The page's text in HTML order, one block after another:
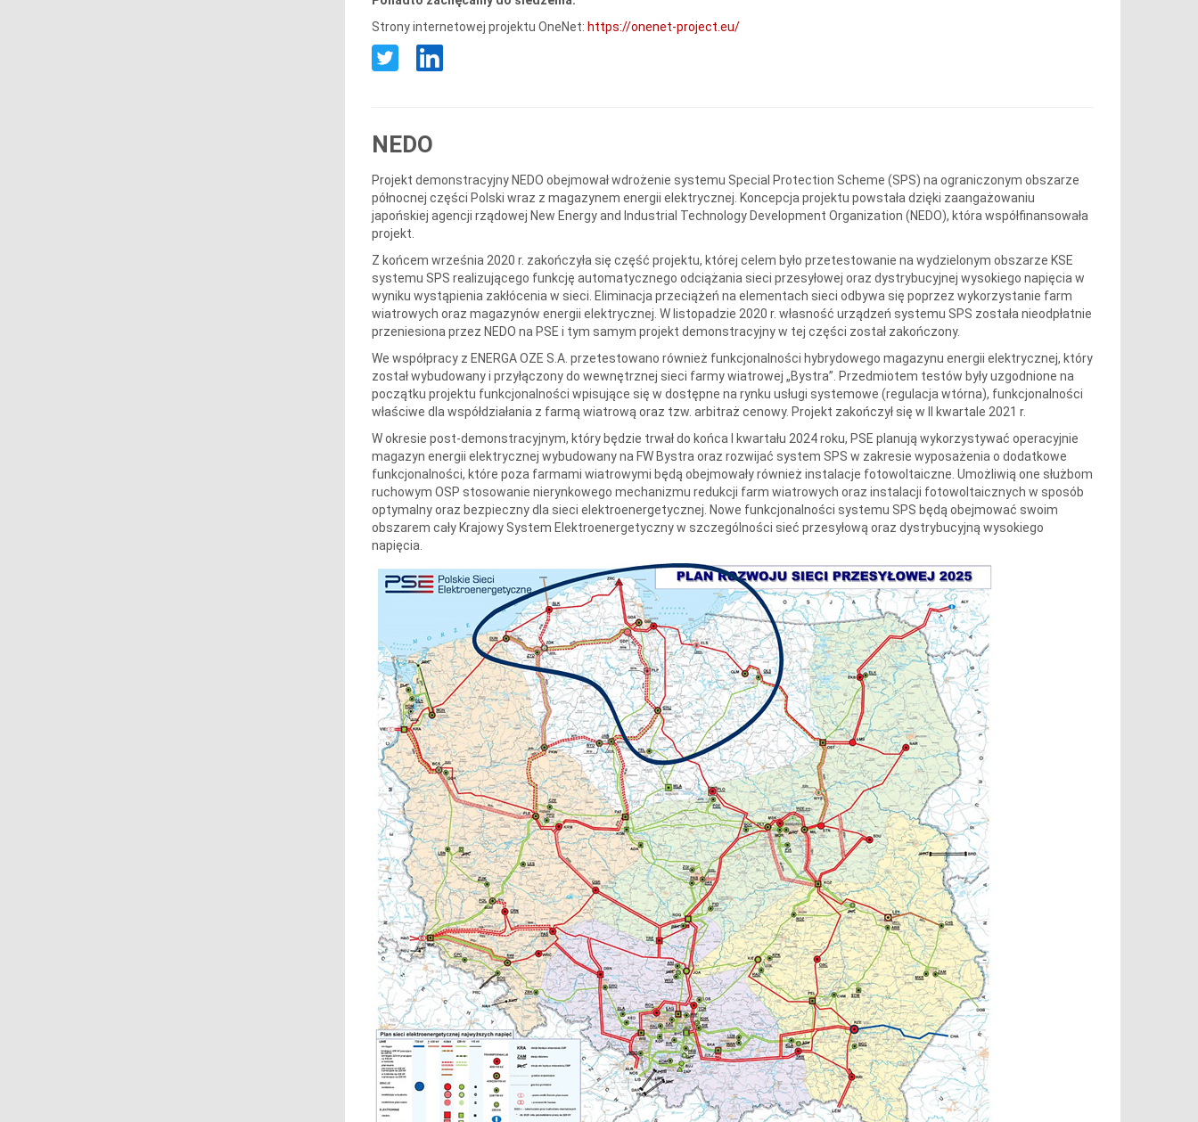
Strony internetowej projektu OneNet: https://onenet-project.eu/
NEDO
Projekt demonstracyjny NEDO obejmował wdrożenie systemu Special Protection Scheme (SPS) na ograniczonym obszarze
północnej części Polski wraz z magazynem energii elektrycznej. Koncepcja projektu powstała dzięki zaangażowaniu
japońskiej agencji rządowej New Energy and Industrial Technology Development Organization (NEDO), która współfinansowała
projekt.
Z końcem września 2020 r. zakończyła się część projektu, której celem było przetestowanie na wydzielonym obszarze KSE
systemu SPS realizującego funkcję automatycznego odciążania sieci przesyłowej oraz dystrybucyjnej wysokiego napięcia w
wyniku wystąpienia zakłócenia w sieci. Eliminacja przeciążeń na elementach sieci odbywa się poprzez wykorzystanie farm
wiatrowych oraz magazynów energii elektrycznej. W listopadzie 2020 r. własność urządzeń systemu SPS została nieodpłatnie
przeniesiona przez NEDO na PSE i tym samym projekt demonstracyjny w tej części został zakończony.
We współpracy z ENERGA OZE S.A. przetestowano również funkcjonalności hybrydowego magazynu energii elektrycznej, który
został wybudowany i przyłączony do wewnętrznej sieci farmy wiatrowej „Bystra”. Przedmiotem testów były uzgodnione na
początku projektu funkcjonalności wpisujące się w dostępne na rynku usługi systemowe (regulacja wtórna), funkcjonalności
właściwe dla współdziałania z farmą wiatrową oraz tzw. arbitraż cenowy. Projekt zakończył się w II kwartale 2021 r.
W okresie post-demonstracyjnym, który będzie trwał do końca I kwartału 2024 roku, PSE planują wykorzystywać operacyjnie
magazyn energii elektrycznej wybudowany na FW Bystra oraz rozwijać system SPS w zakresie wyposażenia o dodatkowe
funkcjonalności, które poza farmami wiatrowymi będą obejmowały również instalacje fotowoltaiczne. Umożliwią one służbom
ruchowym OSP stosowanie nierynkowego mechanizmu redukcji farm wiatrowych oraz instalacji fotowoltaicznych w sposób
optymalny oraz bezpieczny dla sieci elektroenergetycznej. Nowe funkcjonalności systemu SPS będą obejmować swoim
obszarem cały Krajowy System Elektroenergetyczny w szczególności sieć przesyłową oraz dystrybucyjną wysokiego
napięcia.